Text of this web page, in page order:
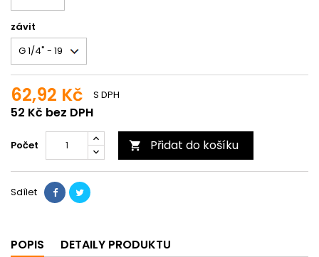
závit
62,92 Kč
52 Kč bez DPH
S DPH
Počet  Přidat do košíku
Sdílet
POPIS DETAILY PRODUKTU